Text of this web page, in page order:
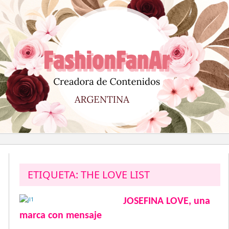
al
contenido
ETIQUETA: THE LOVE LIST
JOSEFINA LOVE, una
marca con mensaje